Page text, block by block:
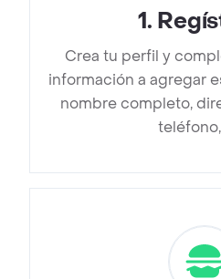
1.
Crea tu perfil y
información a agregar
nombre completo,